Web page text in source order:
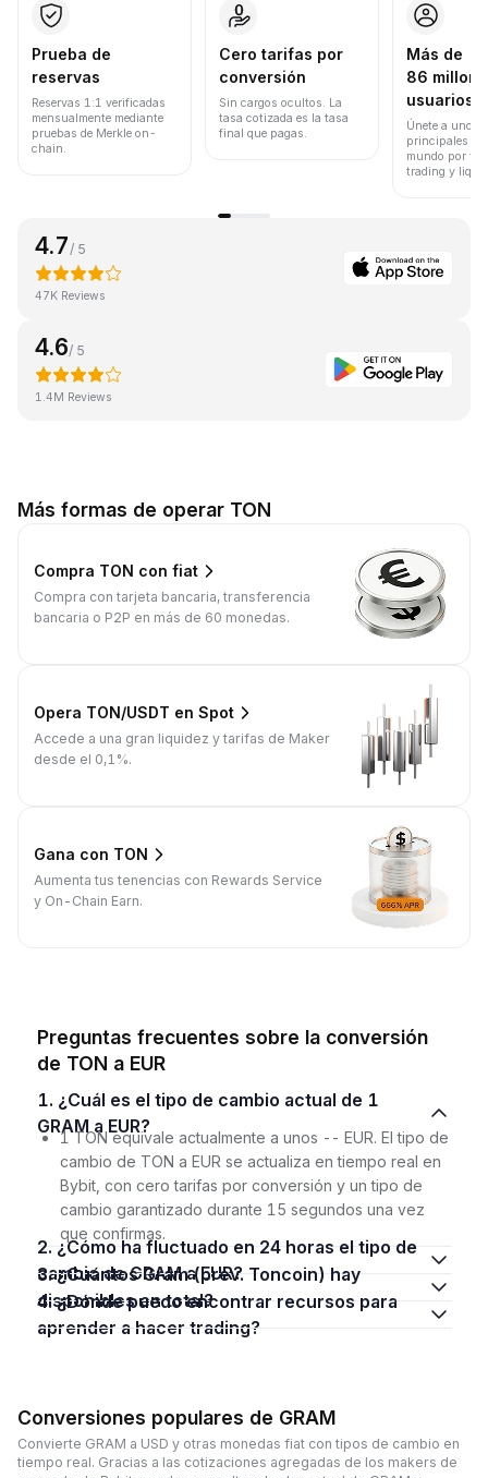
Prueba de
reservas
Reservas 1:1 verificadas
mensualmente mediante
pruebas de Merkle on-
chain.
Cero tarifas por
conversión
Sin cargos ocultos. La
tasa cotizada es la tasa
final que pagas.
Más de
86
usuarios
Únete a uno
principales
mundo por
trading y
4.7 / 5
47K Reviews
4.6/ 5
1.4M Reviews
Más formas de operar TON
Compra TON con fiat
Compra con tarjeta bancaria, transferencia
bancaria o P2P en más de 60 monedas.
Opera TON/USDT en Spot
Accede a una gran liquidez y tarifas de Maker
desde el 0,1%.
Gana con TON
Aumenta tus tenencias con Rewards Service
y On-Chain Earn.
Preguntas frecuentes sobre la conversión
de TON a EUR
1. ¿Cuál es el tipo de cambio actual de 1
GRAM a EUR?
1 TON equivale actualmente a unos -- EUR. El tipo de
cambio de TON a EUR se actualiza en tiempo real en
Bybit, con cero tarifas por conversión y un tipo de
cambio garantizado durante 15 segundos una vez
que confirmas.
2. ¿Cómo ha fluctuado en 24 horas el tipo de
cambio de GRAM a EUR?
3. ¿Cuántos Gram (prev. Toncoin) hay
disponibles en total?
4. ¿Dónde puedo encontrar recursos para
aprender a hacer trading?
Conversiones populares de GRAM
Convierte GRAM a USD y otras monedas fiat con tipos de cambio en
tiempo real. Gracias a las cotizaciones agregadas de los makers de